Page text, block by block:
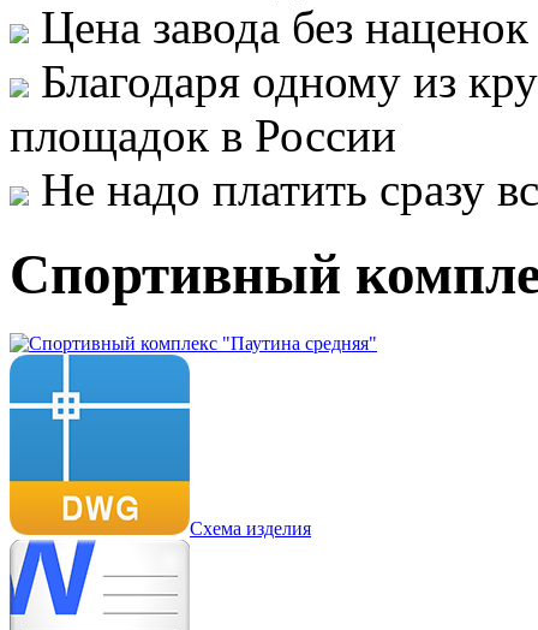
Цена завода без
Благодаря одному из
площадок в России
Не надо платить сразу
Спортивный
Схема изделия